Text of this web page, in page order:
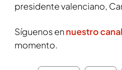
presidente valenciano,
Síguenos en nuestro
momento.